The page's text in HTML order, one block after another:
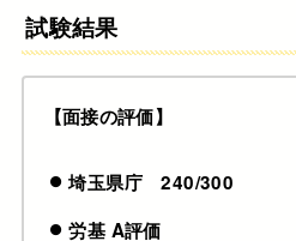
試験結果
【面接の評価】
埼玉県庁 240/300
労基 A評価